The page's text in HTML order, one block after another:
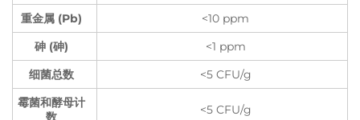
重金属 (Pb)
<10 ppm
砷 (砷)
<1 ppm
细菌总数
<5 CFU/g
霉菌和酵母计
数
<5 CFU/g